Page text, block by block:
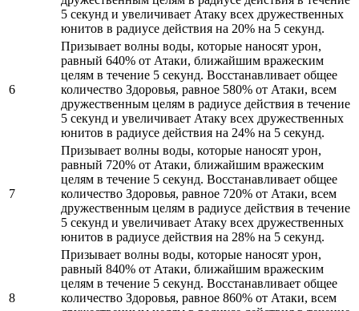
5 секунд и увеличивает Атаку всех дружественных
юнитов в радиусе действия на 20% на 5 секунд.
6
Призывает волны воды, которые наносят урон,
равный 640% от Атаки, ближайшим вражеским
целям в течение 5 секунд. Восстанавливает общее
количество Здоровья, равное 580% от Атаки, всем
дружественным целям в радиусе действия в течение
5 секунд и увеличивает Атаку всех дружественных
юнитов в радиусе действия на 24% на 5 секунд.
7
Призывает волны воды, которые наносят урон,
равный 720% от Атаки, ближайшим вражеским
целям в течение 5 секунд. Восстанавливает общее
количество Здоровья, равное 720% от Атаки, всем
дружественным целям в радиусе действия в течение
5 секунд и увеличивает Атаку всех дружественных
юнитов в радиусе действия на 28% на 5 секунд.
8
Призывает волны воды, которые наносят урон,
равный 840% от Атаки, ближайшим вражеским
целям в течение 5 секунд. Восстанавливает общее
количество Здоровья, равное 860% от Атаки, всем